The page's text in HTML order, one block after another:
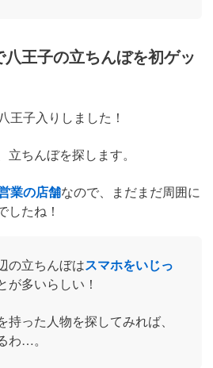
王子の立ちんぼを初ゲッ
王子入りしました！
ちんぼを探します。
業の店舗なので、まだまだ周囲に
したね！
の立ちんぼはスマホをいじっ
が多いらしい！
持った人物を探してみれば、
わ…。